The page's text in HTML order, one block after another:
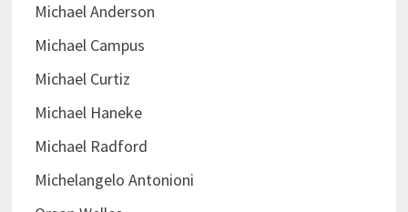
Michael Anderson
Michael Campus
Michael Curtiz
Michael Haneke
Michael Radford
Michelangelo Antonioni